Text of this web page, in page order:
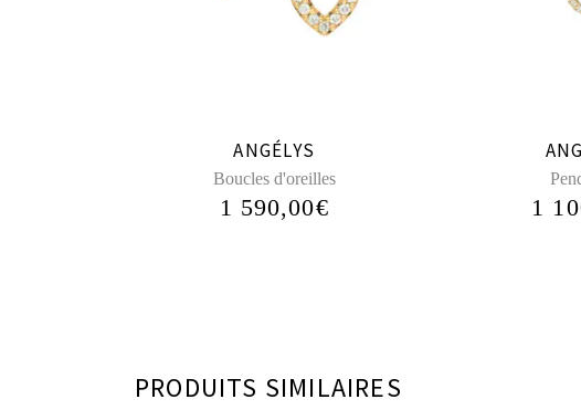
ANGÉLYS
Boucles d'oreilles
1 590,00€ 1
PRODUITS SIMILAIRES